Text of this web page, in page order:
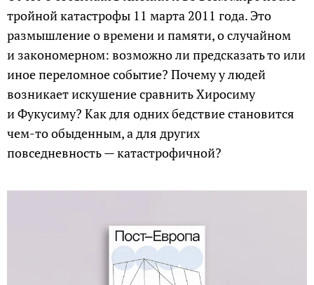
тройной катастрофы 11 марта 2011 года. Это
размышление о времени и памяти, о случайном
и закономерном: возможно ли предсказать то или
иное переломное событие? Почему у людей
возникает искушение сравнить Хиросиму
и Фукусиму? Как для одних бедствие становится
чем-то обыденным, а для других
повседневность — катастрофичной?